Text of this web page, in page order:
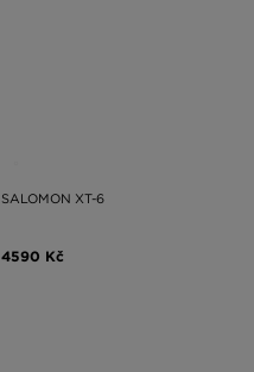
SALOMON XT-6
4590 Kč